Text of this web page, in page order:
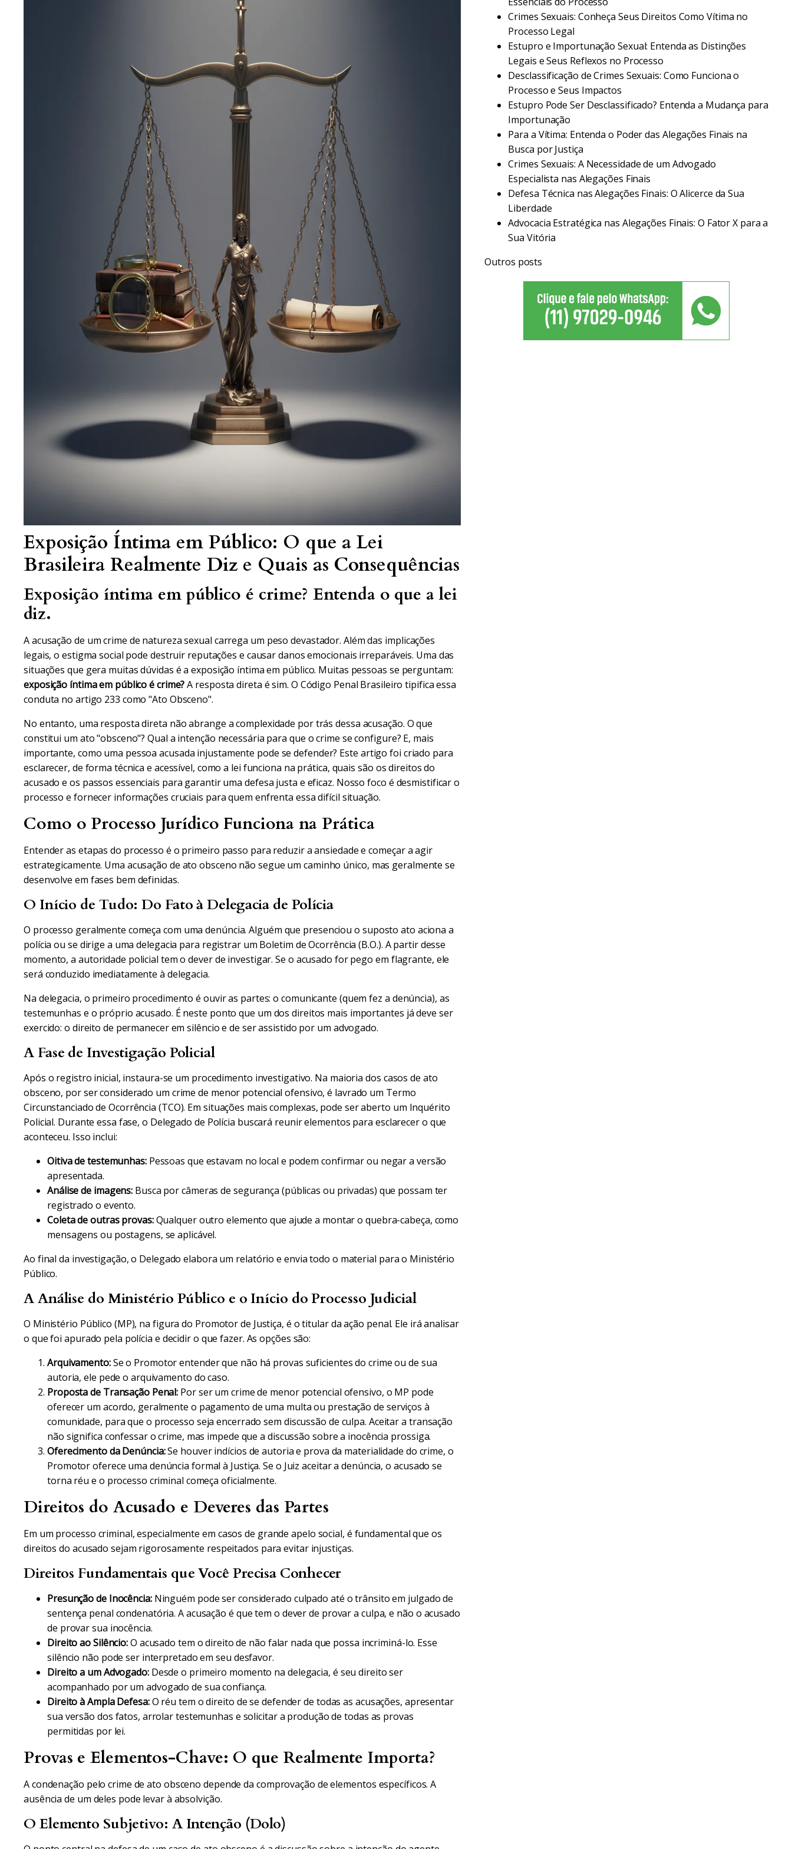
Exposição Íntima em Público: O que a Lei
Brasileira Realmente Diz e Quais as Consequências
Exposição íntima em público é crime? Entenda o que a lei
diz.
A acusação de um crime de natureza sexual carrega um peso devastador. Além das implicações
legais, o estigma social pode destruir reputações e causar danos emocionais irreparáveis. Uma das
situações que gera muitas dúvidas é a exposição íntima em público. Muitas pessoas se perguntam:
exposição íntima em público é crime?A resposta direta é sim. O Código Penal Brasileiro tipifica essa
conduta no artigo 233 como "Ato Obsceno".
No entanto, uma resposta direta não abrange a complexidade por trás dessa acusação. O que
constitui um ato "obsceno"? Qual a intenção necessária para que o crime se configure? E, mais
importante, como uma pessoa acusada injustamente pode se defender? Este artigo foi criado para
esclarecer, de forma técnica e acessível, como a lei funciona na prática, quais são os direitos do
acusado e os passos essenciais para garantir uma defesa justa e eficaz. Nosso foco é desmistificar o
processo e fornecer informações cruciais para quem enfrenta essa difícil situação.
Como o Processo Jurídico Funciona na Prática
Entender as etapas do processo é o primeiro passo para reduzir a ansiedade e começar a agir
estrategicamente. Uma acusação de ato obsceno não segue um caminho único, mas geralmente se
desenvolve em fases bem definidas.
O Início de Tudo: Do Fato à Delegacia de Polícia
O processo geralmente começa com uma denúncia. Alguém que presenciou o suposto ato aciona a
polícia ou se dirige a uma delegacia para registrar um Boletim de Ocorrência (B.O.). A partir desse
momento, a autoridade policial tem o dever de investigar. Se o acusado for pego em flagrante, ele
será conduzido imediatamente à delegacia.
Na delegacia, o primeiro procedimento é ouvir as partes: o comunicante (quem fez a denúncia), as
testemunhas e o próprio acusado. É neste ponto que um dos direitos mais importantes já deve ser
exercido: o direito de permanecer em silêncio e de ser assistido por um advogado.
A Fase de Investigação Policial
Após o registro inicial, instaura-se um procedimento investigativo. Na maioria dos casos de ato
obsceno, por ser considerado um crime de menor potencial ofensivo, é lavrado um Termo
Circunstanciado de Ocorrência (TCO). Em situações mais complexas, pode ser aberto um Inquérito
Policial. Durante essa fase, o Delegado de Polícia buscará reunir elementos para esclarecer o que
aconteceu. Isso inclui:
Oitiva de testemunhas:Pessoas que estavam no local e podem confirmar ou negar a versão
apresentada.
Análise de imagens: Busca por câmeras de segurança (públicas ou privadas) que possam ter
registrado o evento.
Coleta de outras provas:Qualquer outro elemento que ajude a montar o quebra-cabeça, como
mensagens ou postagens, se aplicável.
Ao final da investigação, o Delegado elabora um relatório e envia todo o material para o Ministério
Público.
A Análise do Ministério Público e o Início do Processo Judicial
O Ministério Público (MP), na figura do Promotor de Justiça, é o titular da ação penal. Ele irá analisar
o que foi apurado pela polícia e decidir o que fazer. As opções são:
Arquivamento:Se o Promotor entender que não há provas suficientes do crime ou de sua
autoria, ele pede o arquivamento do caso.
Proposta de Transação Penal: Por ser um crime de menor potencial ofensivo, o MP pode
oferecer um acordo, geralmente o pagamento de uma multa ou prestação de serviços à
comunidade, para que o processo seja encerrado sem discussão de culpa. Aceitar a transação
não significa confessar o crime, mas impede que a discussão sobre a inocência prossiga.
Oferecimento da Denúncia:Se houver indícios de autoria e prova da materialidade do crime, o
Promotor oferece uma denúncia formal à Justiça. Se o Juiz aceitar a denúncia, o acusado se
torna réu e o processo criminal começa oficialmente.
Direitos do Acusado e Deveres das Partes
Em um processo criminal, especialmente em casos de grande apelo social, é fundamental que os
direitos do acusado sejam rigorosamente respeitados para evitar injustiças.
Direitos Fundamentais que Você Precisa Conhecer
Presunção de Inocência:Ninguém pode ser considerado culpado até o trânsito em julgado de
sentença penal condenatória. A acusação é que tem o dever de provar a culpa, e não o acusado
de provar sua inocência.
Direito ao Silêncio:O acusado tem o direito de não falar nada que possa incriminá-lo. Esse
silêncio não pode ser interpretado em seu desfavor.
Direito a um Advogado:Desde o primeiro momento na delegacia, é seu direito ser
acompanhado por um advogado de sua confiança.
Direito à Ampla Defesa:O réu tem o direito de se defender de todas as acusações, apresentar
sua versão dos fatos, arrolar testemunhas e solicitar a produção de todas as provas
permitidas por lei.
Provas e Elementos-Chave: O que Realmente Importa?
A condenação pelo crime de ato obsceno depende da comprovação de elementos específicos. A
ausência de um deles pode levar à absolvição.
O Elemento Subjetivo: A Intenção (Dolo)
Crimes Sexuais: Conheça Seus Direitos Como Vítima no
Processo Legal
Estupro e Importunação Sexual: Entenda as Distinções
Legais e Seus Reflexos no Processo
Desclassificação de Crimes Sexuais: Como Funciona o
Processo e Seus Impactos
Estupro Pode Ser Desclassificado? Entenda a Mudança para
Importunação
Para a Vítima: Entenda o Poder das Alegações Finais na
Busca por Justiça
Crimes Sexuais: A Necessidade de um Advogado
Especialista nas Alegações Finais
Defesa Técnica nas Alegações Finais: O Alicerce da Sua
Liberdade
Advocacia Estratégica nas Alegações Finais: O Fator X para a
Sua Vitória
Outros posts